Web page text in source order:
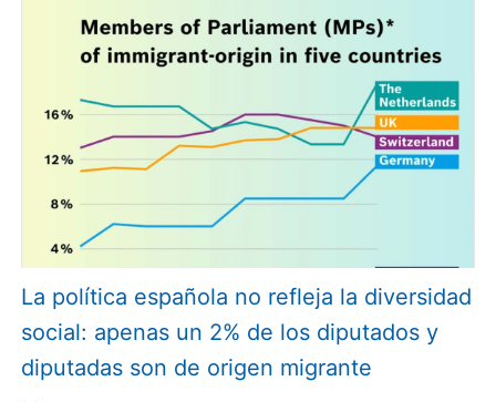
La política española no refleja la diversidad
social: apenas un 2% de los diputados y
diputadas son de origen migrante